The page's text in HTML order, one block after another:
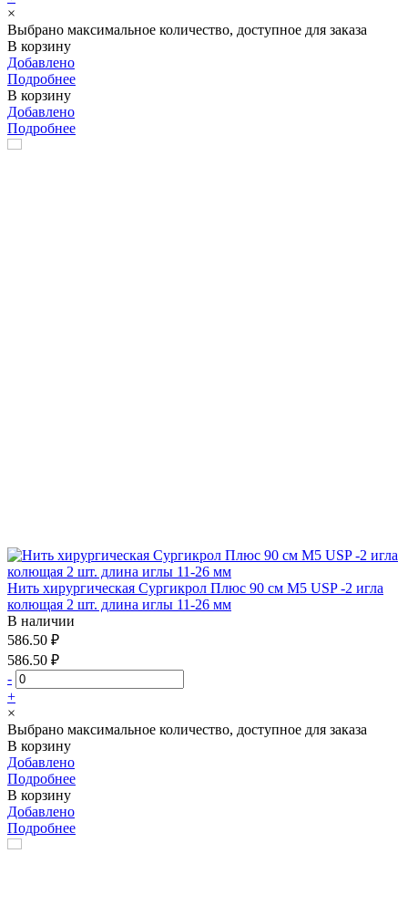
×
Выбрано максимальное количество, доступное для заказа
В корзину
Добавлено
Подробнее
В корзину
Добавлено
Подробнее
Нить хирургическая Сургикрол Плюс 90 см М5 USP -2 игла
колющая 2 шт. длина иглы 11-26 мм
В наличии
586.50 ₽
586.50 ₽
-
+
×
Выбрано максимальное количество, доступное для заказа
В корзину
Добавлено
Подробнее
В корзину
Добавлено
Подробнее